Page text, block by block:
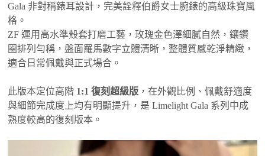
Gala 非對稱錶耳設計，完美詮釋伯爵女士腕錶的高級珠寶風
格。
ZF 運用高水準殼套打磨工藝，玫瑰金色澤細膩自然，鑲鑽
圈排列勻稱，盤面羅馬數字立體清晰，整體質感乾淨精緻，
適合日常佩戴與正式場合。
此版本定位高階 1:1 復刻超級版 ，在外觀比例、佩戴舒適度
與細節完成度上均有明顯提升，是 Limelight Gala 系列中成
熟度較高的復刻版本。